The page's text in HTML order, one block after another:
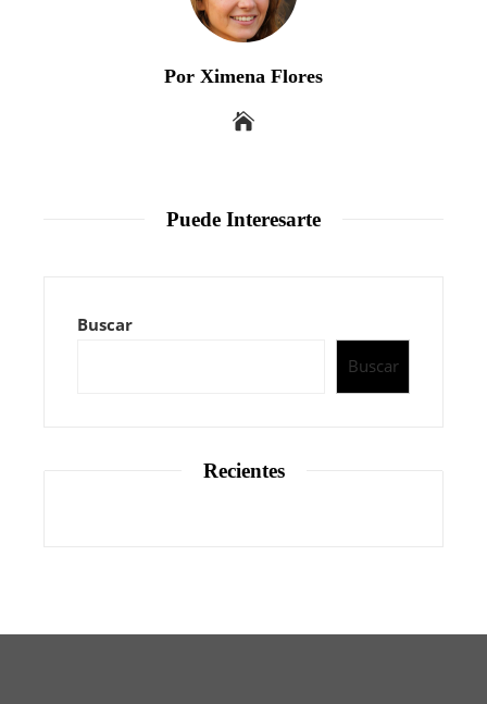
Por Ximena Flores
Puede Interesarte
Buscar
Buscar
Recientes